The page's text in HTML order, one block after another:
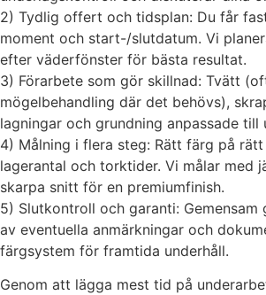
2) Tydlig offert och tidsplan: Du får
moment och start-/slutdatum. Vi
efter väderfönster för bästa resultat.
3) Förarbete som gör skillnad: Tvätt
mögelbehandling där det behövs),
lagningar och grundning anpassade till
4) Målning i flera steg: Rätt färg på
lagerantal och torktider. Vi målar med
skarpa snitt för en premiumfinish.
5) Slutkontroll och garanti: Gemensam
av eventuella anmärkningar och
färgsystem för framtida underhåll.
Genom att lägga mest tid på